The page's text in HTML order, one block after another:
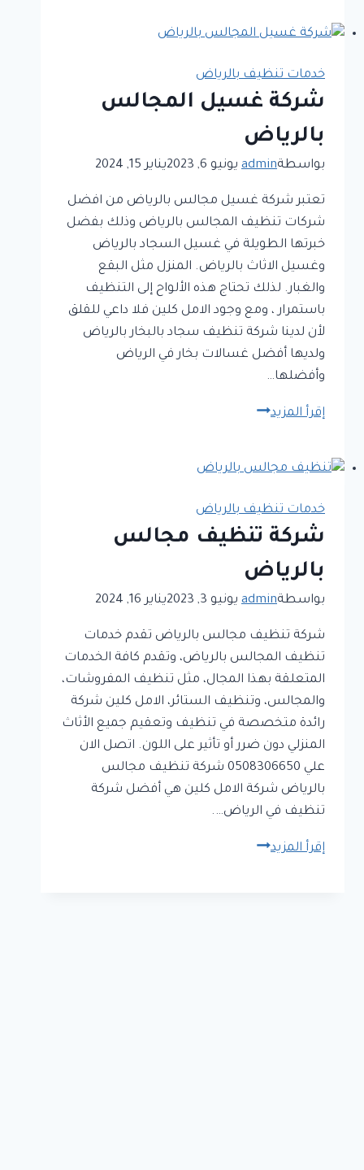
خدمات تنظيف بالرياض
شركة غسيل المجالس
بالرياض
بواسطةadmin يونيو 6, 2023 يناير 15, 2024
تعتبر شركة غسيل مجالس بالرياض من افضل
شركات تنظيف المجالس بالرياض وذلك بفضل
خبرتها الطويلة في غسيل السجاد بالرياض
وغسيل الاثاث بالرياض. المنزل مثل البقع
والغبار. لذلك تحتاج هذه الألواح إلى التنظيف
باستمرار ، ومع وجود الامل كلين فلا داعي للقلق
لأن لدينا شركة تنظيف سجاد بالبخار بالرياض
ولديها أفضل غسالات بخار في الرياض
وأفضلها…
إقرأ المزيدشركة
خدمات تنظيف بالرياض
شركة تنظيف مجالس
بالرياض
بواسطةadmin يونيو 3, 2023 يناير 16, 2024
شركة تنظيف مجالس بالرياض تقدم خدمات
تنظيف المجالس بالرياض، وتقدم كافة الخدمات
المتعلقة بهذا المجال، مثل تنظيف المفروشات،
والمجالس، وتنظيف الستائر، الامل كلين شركة
رائدة متخصصة في تنظيف وتعقيم جميع الأثاث
المنزلي دون ضرر أو تأثير على اللون. اتصل الان
علي 0508306650 شركة تنظيف مجالس
بالرياض شركة الامل كلين هي أفضل شركة
تنظيف في الرياض….
إقرأ المزيدشركة